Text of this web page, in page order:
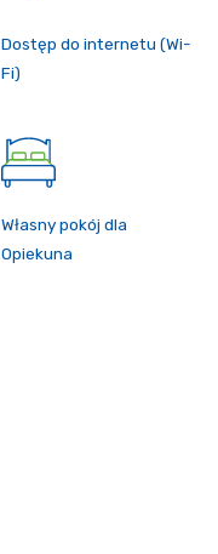
Dostęp do internetu (Wi-
Fi)
Własny pokój dla
Opiekuna